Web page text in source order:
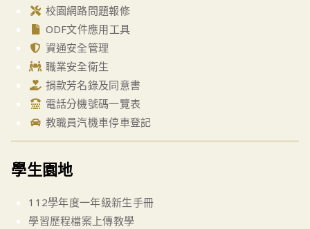
校園網路問題報修
ODF文件應用工具
資通安全管理
職業安全衛生
捐款芳名錄及同意書
電話分機號碼一覽表
教職員汽機車停車登記
學生園地
112學年度一年級新生手冊
學習歷程檔案上傳教學